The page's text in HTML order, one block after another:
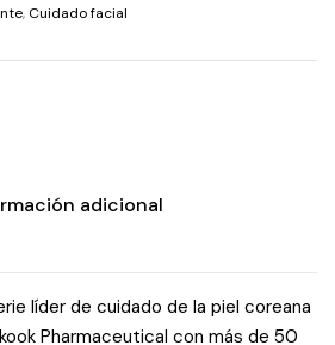
, Cuidado facial
adicional
líder de cuidado de la piel coreana
Pharmaceutical con más de 50